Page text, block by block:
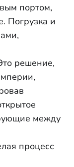
портом,
Погрузка и
решение,
между
процесс